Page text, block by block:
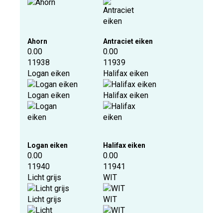
Ahorn Antraciet eiken
0.00
11938
Logan eiken
Logan eiken
Logan eiken
0.00
11939
Halifax eiken
Halifax eiken
Halifax eiken
0.00
11940
Licht grijs
Licht grijs
0.00
11941
WIT
WIT